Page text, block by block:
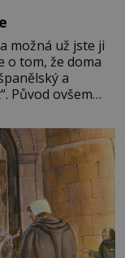
možná už jste ji
o tom, že doma
a
Původ ovšem
a k tomu